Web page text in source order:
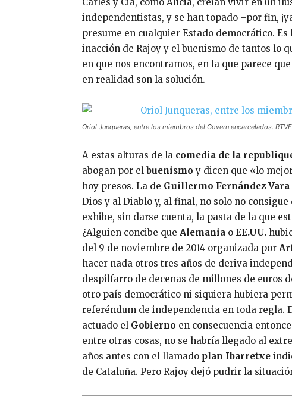
independentistas, y se han topado –por fin,
presume en cualquier Estado democrático.
inacción de Rajoy y el buenismo de tantos lo
en que nos encontramos, en la que parece
en realidad son la solución.
Oriol Junqueras, entre los miembros del Govern encarcelados. RTVE
A estas alturas de la comedia de la
abogan por el buenismo y dicen que «lo
hoy presos. La de Guillermo Fernández Vara
Dios y al Diablo y, al final, no solo no
exhibe, sin darse cuenta, la pasta de la que
¿Alguien concibe que Alemania o EE.UU.
del 9 de noviembre de 2014 organizada por
hacer nada otros tres años de deriva
despilfarro de decenas de millones de euros
otro país democrático ni siquiera hubiera
referéndum de independencia en toda regla.
actuado el Gobierno en consecuencia
entre otras cosas, no se habría llegado al
años antes con el llamado plan Ibarretxe
de Cataluña. Pero Rajoy dejó pudrir la